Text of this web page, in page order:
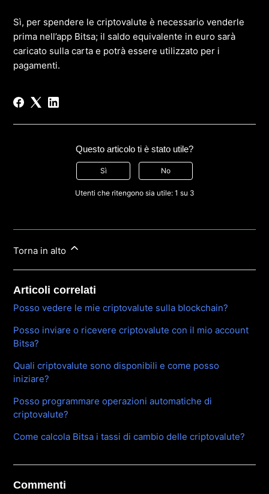
Sì, per spendere le criptovalute è necessario venderle
prima nell’app Bitsa; il saldo equivalente in euro sarà
caricato sulla carta e potrà essere utilizzato per i
pagamenti.
Questo articolo ti è stato utile?
Sì No
Utenti che ritengono sia utile: 1 su 3
Torna in alto
Articoli correlati
Posso vedere le mie criptovalute sulla blockchain?
Posso inviare o ricevere criptovalute con il mio account
Bitsa?
Quali criptovalute sono disponibili e come posso
iniziare?
Posso programmare operazioni automatiche di
criptovalute?
Come calcola Bitsa i tassi di cambio delle criptovalute?
Commenti